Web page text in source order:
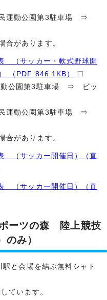
運動公園第3駐車場 ⇒
合があります。
（サッカー・軟式野球開
（PDF 846.1KB）
公園第3駐車場 ⇒ ビッ
運動公園第3駐車場 ⇒
合があります。
（サッカー開催日）（直
（サッカー開催日）（直
ーツの森 陸上競技
み）
と会場を結ぶ無料シャト
ています。